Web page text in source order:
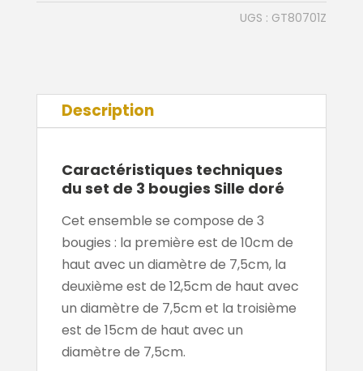
UGS : GT80701Z
Description
Caractéristiques techniques
du set de 3 bougies Sille doré
Cet ensemble se compose de 3
bougies : la première est de 10cm de
haut avec un diamètre de 7,5cm, la
deuxième est de 12,5cm de haut avec
un diamètre de 7,5cm et la troisième
est de 15cm de haut avec un
diamètre de 7,5cm.